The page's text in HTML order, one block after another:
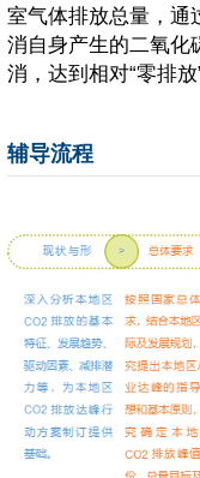
室气体排放总量，通
消自身产生的二氧化
消，达到相对“零排放”
辅导流程